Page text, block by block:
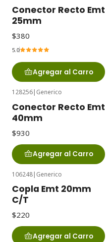
Conector Recto Emt
25mm
$380
5.0
Agregar al Carro
128256 Generico
Conector Recto Emt
40mm
$930
Agregar al Carro
106248| Generico
Copla Emt 20mm
C/T
$220
Agregar al Carro